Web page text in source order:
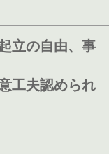
立の自由、事
工夫認められ